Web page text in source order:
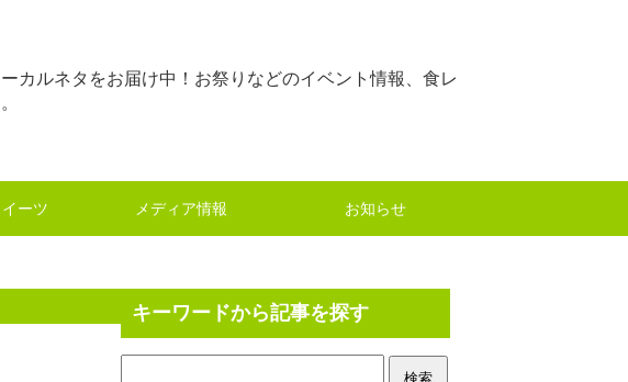
カルネタをお届け中！お祭りなどのイベント情報、食レ
ーツ メディア情報 お知らせ
キーワードから記事を探す